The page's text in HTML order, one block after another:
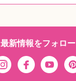
最新情報をフォロー